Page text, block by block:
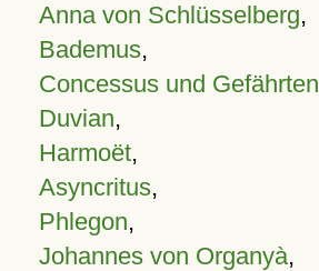
Anna von Schlüsselberg,
Bademus,
Concessus und Gefährten
Duvian,
Harmoët,
Asyncritus,
Phlegon,
Johannes von Organyà,